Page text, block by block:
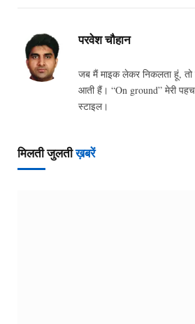
परवेश चौहान
जब मैं माइक लेकर निकलता हूं,
आती हैं। “On ground” मेरी
स्टाइल।
मिलती जुलतीख़बरें